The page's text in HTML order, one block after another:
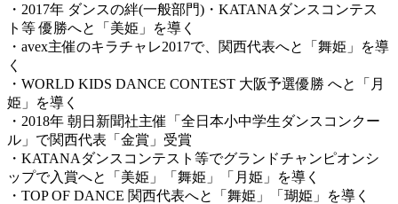
・2017年 ダンスの絆(一般部門)・KATANAダンスコンテス
ト等 優勝へと「美姫」を導く
・avex主催のキラチャレ2017で、関西代表へと「舞姫」を導
く
・WORLD KIDS DANCE CONTEST 大阪予選優勝 へと「月
姫」を導く
・2018年 朝日新聞社主催「全日本小中学生ダンスコンクー
ル」で関西代表「金賞」受賞
・KATANAダンスコンテスト等でグランドチャンピオンシ
ップで入賞へと「美姫」「舞姫」「月姫」を導く
・TOP OF DANCE 関西代表へと「舞姫」「瑚姫」を導く